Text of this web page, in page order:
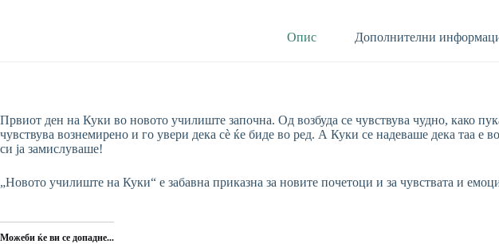
Опис Дополнителни
Првиот ден на Куки во новото училиште започна. Од возбуда се чувствува чудно, како
чувствува вознемирено и го увери дека сè ќе биде во ред. А Куки се надеваше дека таа е
си ја замислуваше!
„Новото училиште на Куки“ е забавна приказна за новите почетоци и за чувствата и
Можеби ќе ви се допадне...